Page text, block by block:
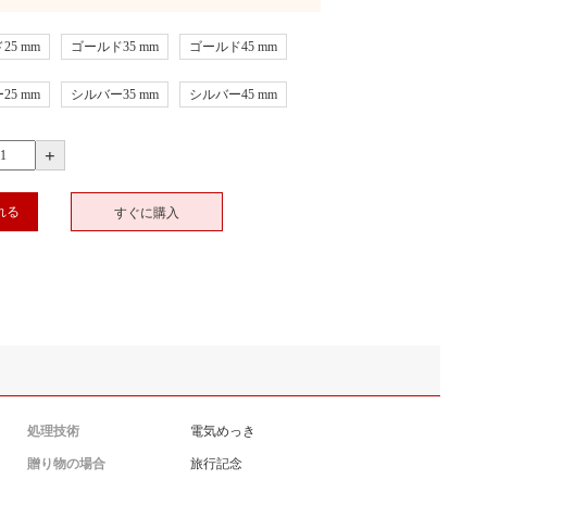
mm ゴールド35 mm ゴールド45 mm
mm シルバー35 mm シルバー45 mm
+
る すぐに購入
処理技術 電気めっき
贈り物の場合 旅行記念